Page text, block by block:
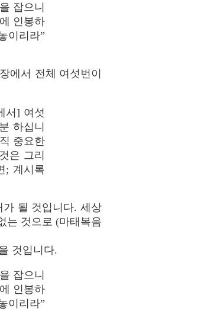
잡으니
인봉하
이리라”
에서 전체 여섯번이
서] 여섯
하십니
중요한
은 그리
; 계시록
될 것입니다. 세상
는 것으로 (마태복음
것입니다.
잡으니
인봉하
이리라”